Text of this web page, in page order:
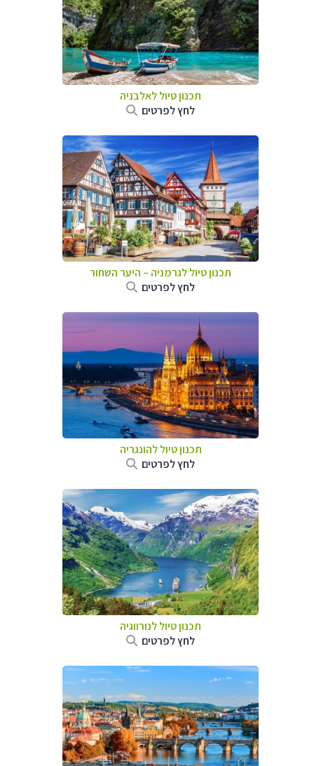
תכנון טיול לאלבניה
לחץ לפרטים
תכנון טיול לגרמניה – היער השחור
לחץ לפרטים
תכנון טיול להונגריה
לחץ לפרטים
תכנון טיול לנורווגיה
לחץ לפרטים